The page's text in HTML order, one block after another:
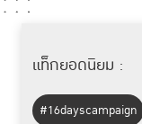
แท็กยอดนิยม :
#16dayscampaign